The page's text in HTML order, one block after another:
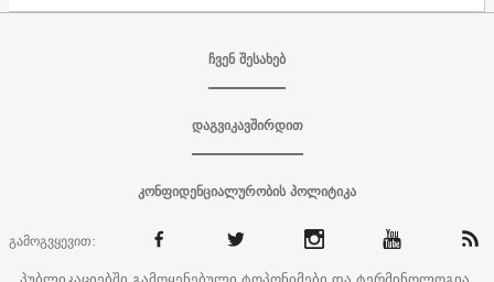
ჩვენ შესახებ
დაგვიკავშირდით
კონფიდენციალურობის პოლიტიკა
გამოგვყევით: